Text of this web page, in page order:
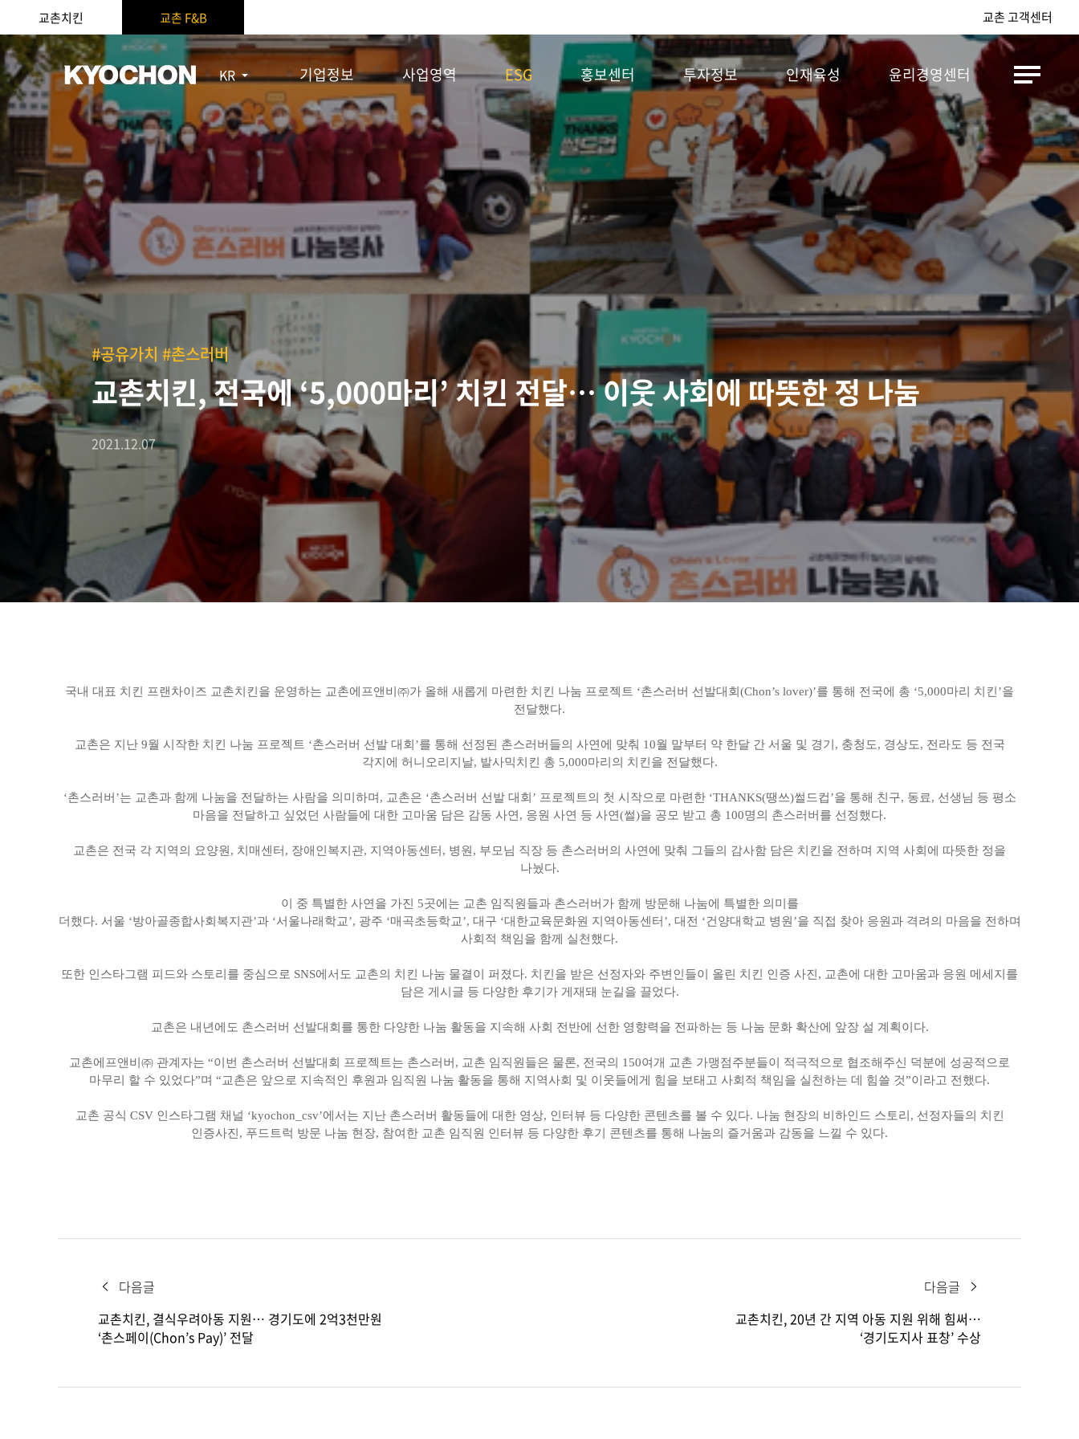
교촌치킨 교촌 F&B 교촌 고객센터
KR 기업정보 사업영역 ESG 홍보센터 투자정보 인재육성 윤리경영센터
#공유가치 #촌스러버
교촌치킨, 전국에 ‘5,000마리’ 치킨 전달… 이웃 사회에 따뜻한 정 나눔
2021.12.07
국내 대표 치킨 프랜차이즈 교촌치킨을 운영하는 교촌에프앤비㈜가 올해 새롭게 마련한 치킨 나눔 프로젝트 ‘촌스러버 선발대회(Chon’s lover)’를 통해 전국에 총 ‘5,000마리 치킨’을
전달했다.
교촌은 지난 9월 시작한 치킨 나눔 프로젝트 ‘촌스러버 선발 대회’를 통해 선정된 촌스러버들의 사연에 맞춰 10월 말부터 약 한달 간 서울 및 경기, 충청도, 경상도, 전라도 등 전국
각지에 허니오리지날, 발사믹치킨 총 5,000마리의 치킨을 전달했다.
‘촌스러버’는 교촌과 함께 나눔을 전달하는 사람을 의미하며, 교촌은 ‘촌스러버 선발 대회’ 프로젝트의 첫 시작으로 마련한 ‘THANKS(땡쓰)썰드컵’을 통해 친구, 동료, 선생님 등 평소
마음을 전달하고 싶었던 사람들에 대한 고마움 담은 감동 사연, 응원 사연 등 사연(썰)을 공모 받고 총 100명의 촌스러버를 선정했다.
교촌은 전국 각 지역의 요양원, 치매센터, 장애인복지관, 지역아동센터, 병원, 부모님 직장 등 촌스러버의 사연에 맞춰 그들의 감사함 담은 치킨을 전하며 지역 사회에 따뜻한 정을
나눴다.
이 중 특별한 사연을 가진 5곳에는 교촌 임직원들과 촌스러버가 함께 방문해 나눔에 특별한 의미를
더했다. 서울 ‘방아골종합사회복지관’과 ‘서울나래학교’, 광주 ‘매곡초등학교’, 대구 ‘대한교육문화원 지역아동센터’, 대전 ‘건양대학교 병원’을 직접 찾아 응원과 격려의 마음을 전하며
사회적 책임을 함께 실천했다.
또한 인스타그램 피드와 스토리를 중심으로 SNS에서도 교촌의 치킨 나눔 물결이 퍼졌다. 치킨을 받은 선정자와 주변인들이 올린 치킨 인증 사진, 교촌에 대한 고마움과 응원 메세지를
담은 게시글 등 다양한 후기가 게재돼 눈길을 끌었다.
교촌은 내년에도 촌스러버 선발대회를 통한 다양한 나눔 활동을 지속해 사회 전반에 선한 영향력을 전파하는 등 나눔 문화 확산에 앞장 설 계획이다.
교촌에프앤비㈜ 관계자는 “이번 촌스러버 선발대회 프로젝트는 촌스러버, 교촌 임직원들은 물론, 전국의 150여개 교촌 가맹점주분들이 적극적으로 협조해주신 덕분에 성공적으로
마무리 할 수 있었다”며 “교촌은 앞으로 지속적인 후원과 임직원 나눔 활동을 통해 지역사회 및 이웃들에게 힘을 보태고 사회적 책임을 실천하는 데 힘쓸 것”이라고 전했다.
교촌 공식 CSV 인스타그램 채널 ‘kyochon_csv’에서는 지난 촌스러버 활동들에 대한 영상, 인터뷰 등 다양한 콘텐츠를 볼 수 있다. 나눔 현장의 비하인드 스토리, 선정자들의 치킨
인증사진, 푸드트럭 방문 나눔 현장, 참여한 교촌 임직원 인터뷰 등 다양한 후기 콘텐츠를 통해 나눔의 즐거움과 감동을 느낄 수 있다.
다음글
교촌치킨, 결식우려아동 지원… 경기도에 2억3천만원
‘촌스페이(Chon’s Pay)’ 전달
다음글
교촌치킨, 20년 간 지역 아동 지원 위해 힘써…
‘경기도지사 표창’ 수상